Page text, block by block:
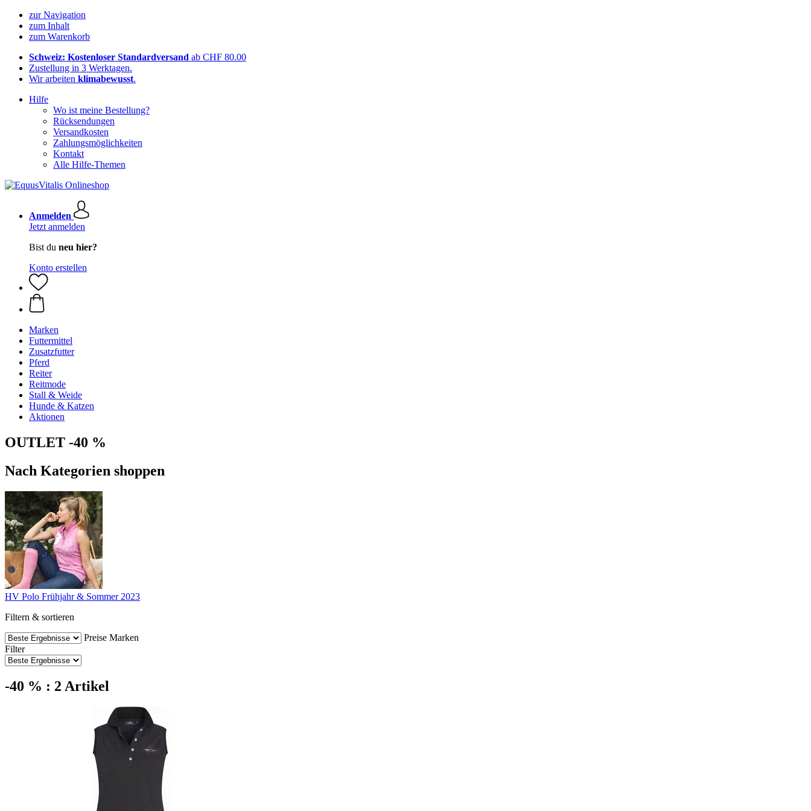
zur Navigation
zum Inhalt
zum Warenkorb
Schweiz: Kostenloser Standardversand ab CHF 80.00
Zustellung in 3 Werktagen.
Wir arbeiten klimabewusst.
Hilfe
Wo ist meine Bestellung?
Rücksendungen
Versandkosten
Zahlungsmöglichkeiten
Kontakt
Alle Hilfe-Themen
Anmelden
Jetzt anmelden
Bist du neu hier?
Konto erstellen
Marken
Futtermittel
Zusatzfutter
Pferd
Reiter
Reitmode
Stall & Weide
Hunde & Katzen
Aktionen
OUTLET -40 %
Nach Kategorien shoppen
HV Polo Frühjahr & Sommer 2023
Filtern & sortieren
Preise Marken
Filter
-40 % : 2 Artikel